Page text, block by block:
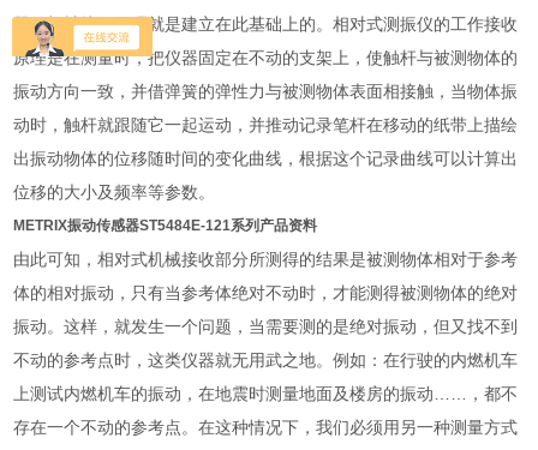
器的机械接收原理就是建立在此基础上的。相对式测振仪的工作接收
原理是在测量时，把仪器固定在不动的支架上，使触杆与被测物体的
振动方向一致，并借弹簧的弹性力与被测物体表面相接触，当物体振
动时，触杆就跟随它一起运动，并推动记录笔杆在移动的纸带上描绘
出振动物体的位移随时间的变化曲线，根据这个记录曲线可以计算出
位移的大小及频率等参数。
METRIX振动传感器ST5484E-121系列产品资料
由此可知，相对式机械接收部分所测得的结果是被测物体相对于参考
体的相对振动，只有当参考体绝对不动时，才能测得被测物体的绝对
振动。这样，就发生一个问题，当需要测的是绝对振动，但又找不到
不动的参考点时，这类仪器就无用武之地。例如：在行驶的内燃机车
上测试内燃机车的振动，在地震时测量地面及楼房的振动……，都不
存在一个不动的参考点。在这种情况下，我们必须用另一种测量方式